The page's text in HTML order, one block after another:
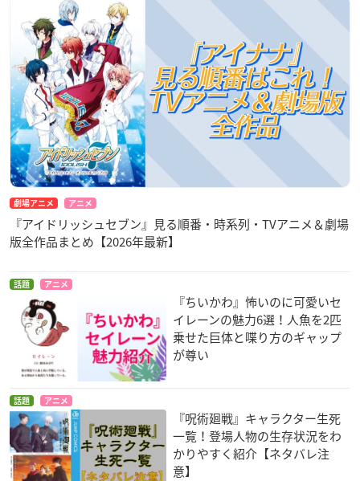
劇場アニメ アニメ
『アイドリッシュセブン』見る順番・時系列・TVアニメ＆劇場
版全作品まとめ【2026年最新】
話題 アニメ
『ちいかわ』怖いのに可愛いセ
イレーンの魅力6選！人魚を2匹
乗せた巨体と喋り方のギャップ
が尊い
話題 アニメ
『呪術廻戦』キャラクター生死
一覧！登場人物の生存状況をわ
かりやすく紹介【ネタバレ注
意】